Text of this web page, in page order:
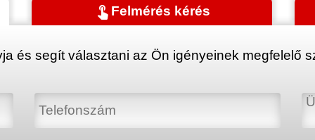
touch_app Felmérés kérés
és segít választani az Ön igényeinek megfelelő